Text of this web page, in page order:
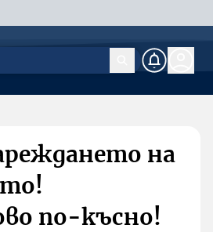
на
по-късно!